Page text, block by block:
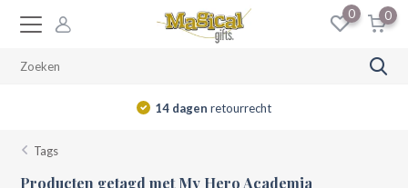
0 0
14 dagen retourrecht
Tags
Producten getagd met My Hero Academia